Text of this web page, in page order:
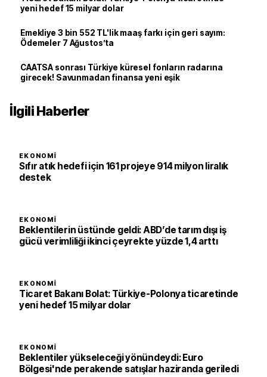
yeni hedef 15 milyar dolar
Emekliye 3 bin 552 TL'lik maaş farkı için geri sayım:
Ödemeler 7 Ağustos’ta
CAATSA sonrası Türkiye küresel fonların radarına
girecek! Savunmadan finansa yeni eşik
İlgili Haberler
EKONOMI
Sıfır atık hedefi için 161 projeye 914 milyon liralık
destek
EKONOMI
Beklentilerin üstünde geldi: ABD’de tarım dışı iş
gücü verimliliği ikinci çeyrekte yüzde 1,4 arttı
EKONOMI
Ticaret Bakanı Bolat: Türkiye-Polonya ticaretinde
yeni hedef 15 milyar dolar
EKONOMI
Beklentiler yükseleceği yönündeydi: Euro
Bölgesi'nde perakende satışlar haziranda geriledi